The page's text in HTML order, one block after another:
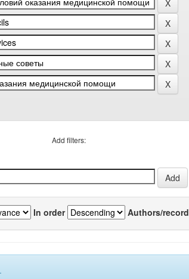
Add filters:
In order Authors/record